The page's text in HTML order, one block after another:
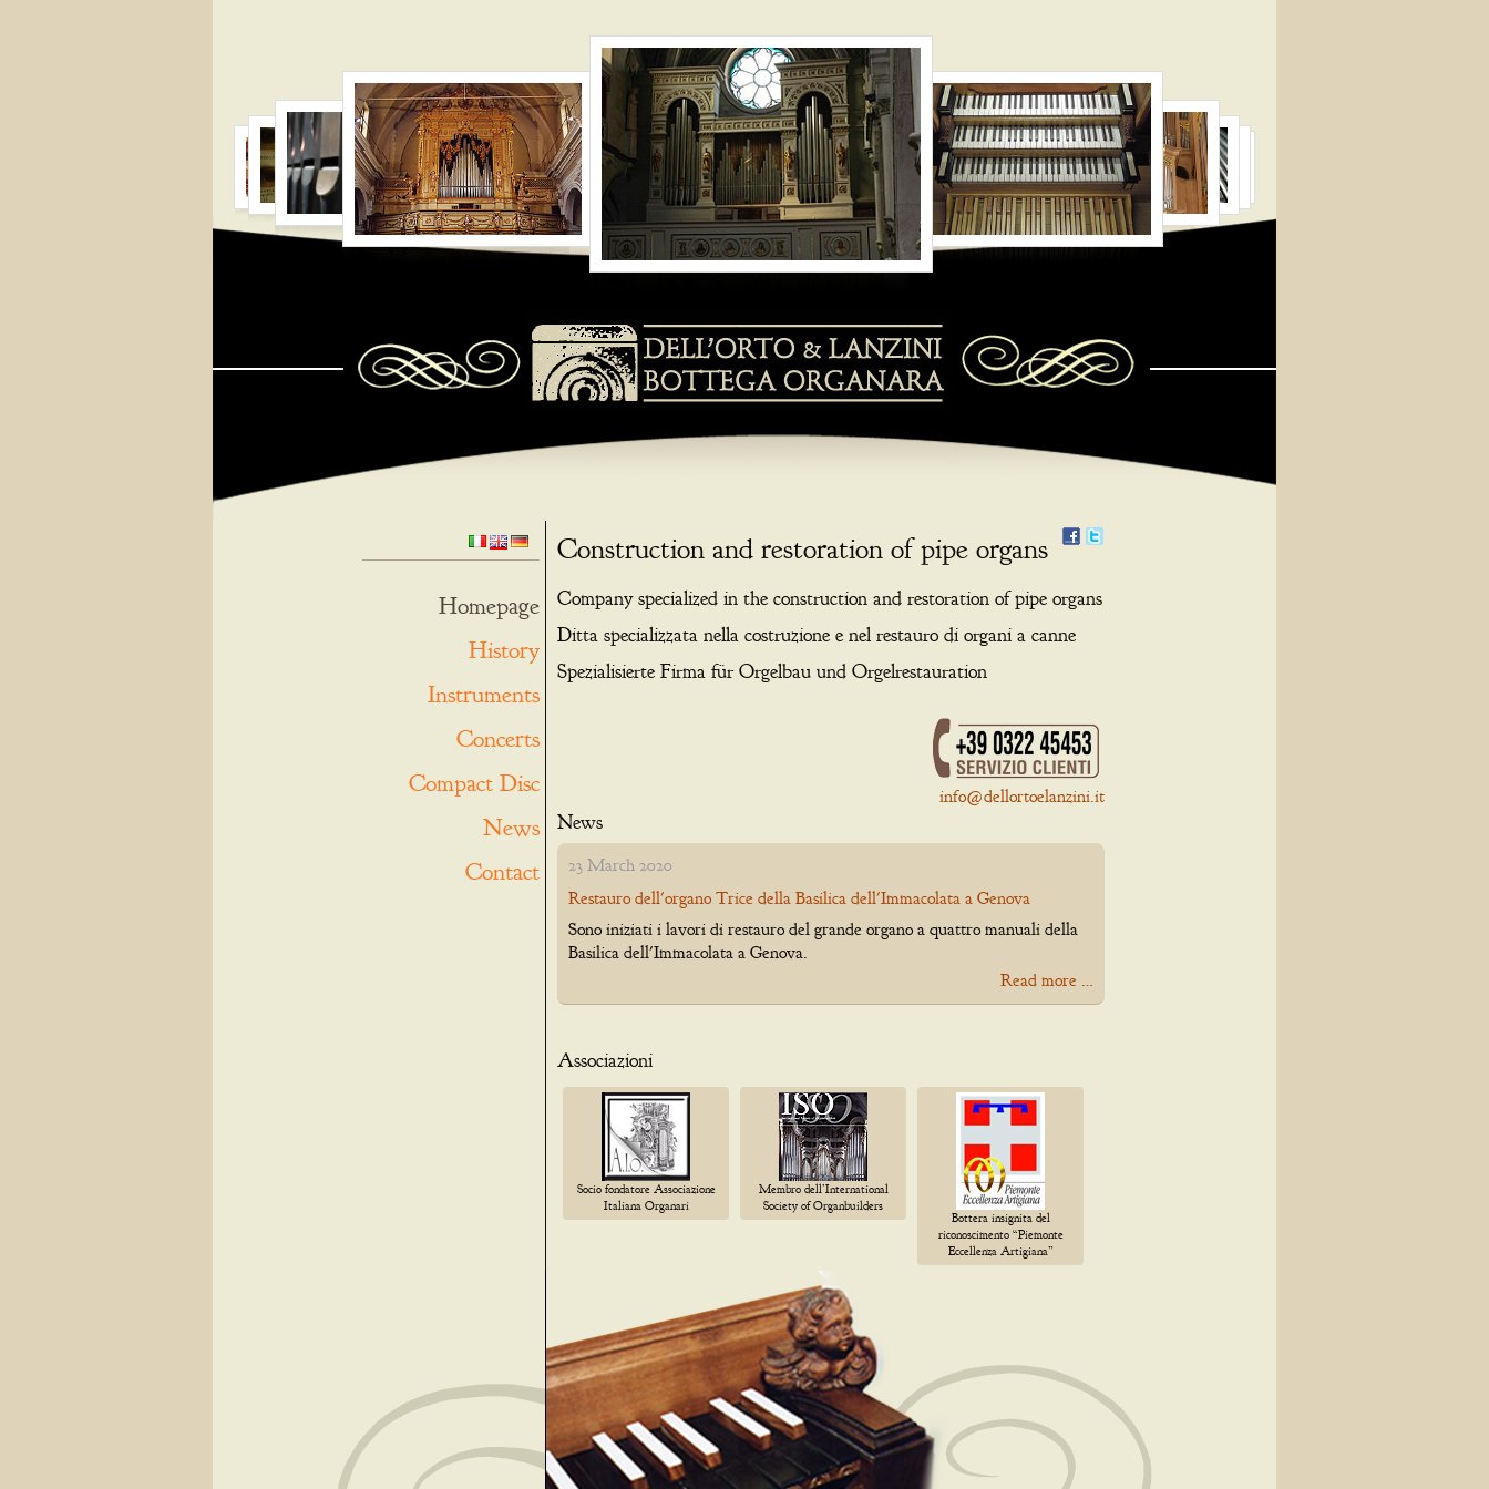
Homepage
History
Instruments
Concerts
Compact Disc
News
Contact
Construction and restoration of pipe organs
Company specialized in the construction and restoration of pipe organs
Ditta specializzata nella costruzione e nel restauro di organi a canne
Spezialisierte Firma für Orgelbau und Orgelrestauration
info@dellortoelanzini.it
News
23 March 2020
Restauro dell'organo Trice della Basilica dell'Immacolata a Genova
Sono iniziati i lavori di restauro del grande organo a quattro manuali della
Basilica dell'Immacolata a Genova.
Read more …
Associazioni
Socio fondatore Associazione
Italiana Organari
Membro dell’International
Society of Organbuilders
Bottera insignita del
riconoscimento “Piemonte
Eccellenza Artigiana”